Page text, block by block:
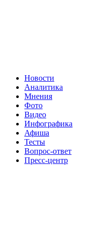
Новости
Аналитика
Мнения
Фото
Видео
Инфографика
Афиша
Тесты
Вопрос-ответ
Пресс-центр